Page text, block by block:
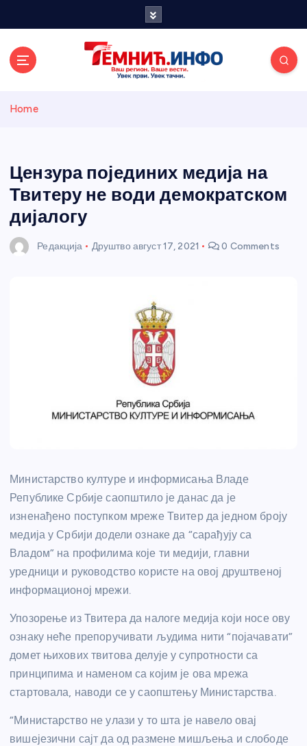
и портал
Home
Цензура појединих медија на
Твитеру не води демократском
дијалогу
Редакција Друштво август 17, 2021 0 Comments
Министарство културе и информисања Владе
Републике Србије саопштило је данас да је
изненађено поступком мреже Твитер да једном броју
медија у Србији додели ознаке да “сарађују са
Владом” на профилима које ти медији, главни
уредници и руководство користе на овој друштвеној
информационој мрежи.
Упозорење из Твитера да налоге медија који носе ову
ознаку неће препоручивати људима нити “појачавати”
домет њихових твитова делује у супротности са
принципима и наменом са којим је ова мрежа
стартовала, наводи се у саопштењу Министарства.
“Министарство не улази у то шта је навело овај
вишејезични сајт да од размене мишљења и слободе